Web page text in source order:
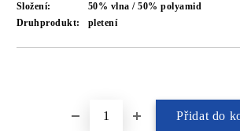
Složení:
50% vlna / 50% polyamid
Druhprodukt:
pletení